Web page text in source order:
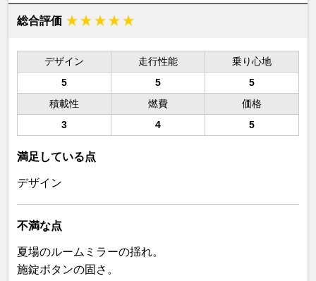
総合評価
デザイン 走行性能
乗り心地
5
5
5
積載性
燃費
価格
3
4 5
満足している点
デザイン
不満な点
夏場のルームミラーの揺れ。
施錠ボタンの固さ。